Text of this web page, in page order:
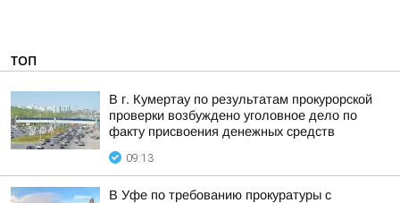
ТОП
В г. Кумертау по результатам прокурорской
проверки возбуждено уголовное дело по
факту присвоения денежных средств
09:13
В Уфе по требованию прокуратуры с